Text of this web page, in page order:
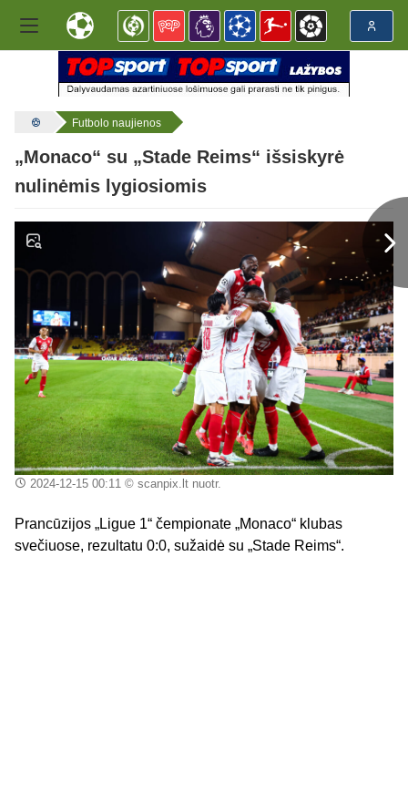
Futbolo naujienos
„Monaco“ su „Stade Reims“ išsiskyrė
nulinėmis lygiosiomis
2024-12-15 00:11 © scanpix.lt nuotr.
Prancūzijos „Ligue 1“ čempionate „Monaco“ klubas
svečiuose, rezultatu 0:0, sužaidė su „Stade Reims“.